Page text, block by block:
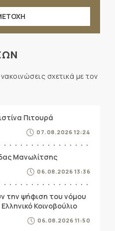
σχετικά με τον
Πιτουρά
07.08.2026 12:24
Μανωλίτσης
06.08.2026 13:36
την ψήφιση του νόμου
Κοινοβούλιο
06.08.2026 11:50